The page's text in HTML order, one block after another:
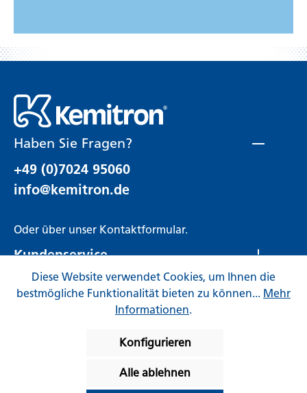
Haben Sie Fragen?
+49 (0)7024 95060
info@kemitron.de
Oder über unser Kontaktformular.
Kundenservice
Rechtliches
* Alle Preise inkl. gesetzl. Mehrwertsteuer zzgl.
Diese Website verwendet Cookies, um Ihnen die
bestmögliche Funktionalität bieten zu können... Mehr
Informationen.
Konfigurieren
Alle ablehnen